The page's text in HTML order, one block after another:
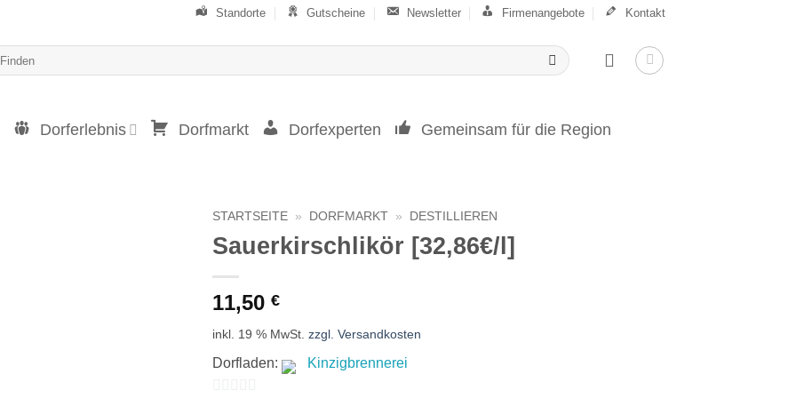
Standorte Gutscheine Newsletter Firmenangebote Kontakt
Dorferlebnis Dorfmarkt Dorfexperten Gemeinsam für die Region
STARTSEITE » DORFMARKT » DESTILLIEREN
Sauerkirschlikör [32,86€/l]
11,50 €
inkl. 19 % MwSt. zzgl. Versandkosten
Dorfladen: Kinzigbrennerei